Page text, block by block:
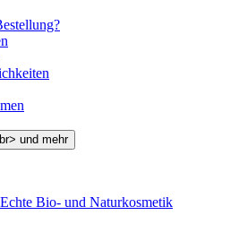
Echte Bio- und Naturkosmetik